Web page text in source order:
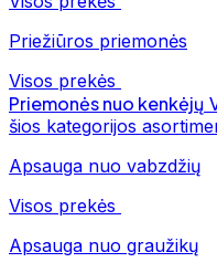
Priežiūros priemonės
Visos prekės
Priemonės nuo kenkėjų
šios kategorijos
Apsauga nuo vabzdžių
Visos prekės
Apsauga nuo graužikų